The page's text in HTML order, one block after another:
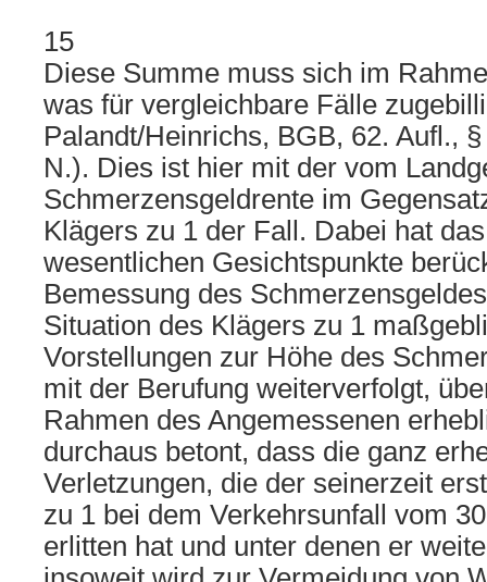
15
Diese Summe muss sich im
was für vergleichbare Fälle
Palandt/Heinrichs, BGB, 62. Aufl.,
N.). Dies ist hier mit der vom
Schmerzensgeldrente im
Klägers zu 1 der Fall. Dabei hat
wesentlichen Gesichtspunkte
Bemessung des
Situation des Klägers zu 1
Vorstellungen zur Höhe des
mit der Berufung weiterverfolgt,
Rahmen des Angemessenen
durchaus betont, dass die ganz
Verletzungen, die der seinerzeit
zu 1 bei dem Verkehrsunfall vom
erlitten hat und unter denen er